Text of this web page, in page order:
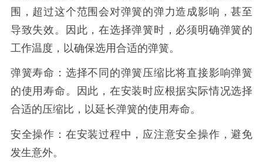
围，超过这个范围会对弹簧的弹力造成影响，甚至
导致失效。因此，在选择弹簧时，必须明确弹簧的
工作温度，以确保选用合适的弹簧。
弹簧寿命：选择不同的弹簧压缩比将直接影响弹簧
的使用寿命。因此，在安装时应根据实际情况选择
合适的压缩比，以延长弹簧的使用寿命。
安全操作：在安装过程中，应注意安全操作，避免
发生意外。